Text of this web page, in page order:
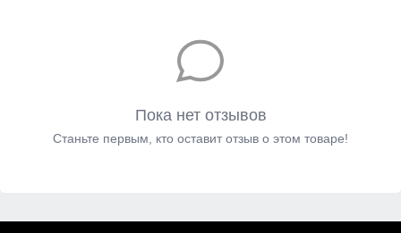
Пока нет отзывов
Станьте первым, кто оставит отзыв о этом товаре!